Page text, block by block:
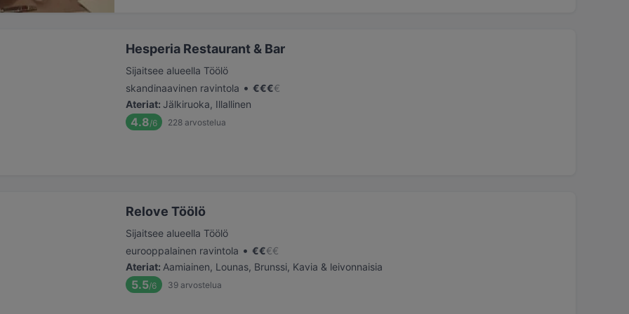
Hesperia Restaurant & Bar
Sijaitsee alueella Töölö
skandinaavinen ravintola • €€€€
Ateriat: Jälkiruoka, Illallinen
4.8/6 228 arvostelua
Relove Töölö
Sijaitsee alueella Töölö
eurooppalainen ravintola • €€€€
Ateriat: Aamiainen, Lounas, Brunssi, Kavia & leivonnaisia
5.5/6 39 arvostelua